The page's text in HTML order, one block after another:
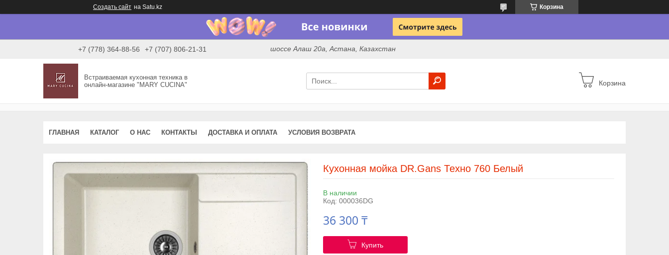
Создать сайт на Satu.kz Корзина
+7 (778) 364-88-56 +7 (707) 806-21-31 шоссе Алаш 20а, Астана, Казахстан
Встраиваемая кухонная техника в
онлайн-магазине "MARY CUCINA"
Корзина
ГЛАВНАЯ КАТАЛОГ О НАС КОНТАКТЫ ДОСТАВКА И ОПЛАТА УСЛОВИЯ ВОЗВРАТА
Кухонная мойка DR.Gans Техно 760 Белый
В наличии
Код: 000036DG
36 300 ₸
Купить